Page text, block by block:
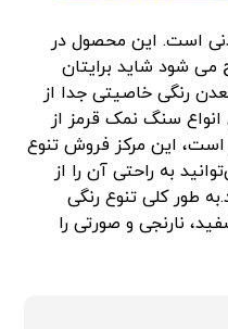
است. این محصول در
می شود شاید برایتان
رنگی خاصیتی جدا از
سنگ نمک قرمز از
این مرکز فروش تنوع
به راحتی آن را از
طور کلی تنوع رنگی
نارنجی و صورتی را